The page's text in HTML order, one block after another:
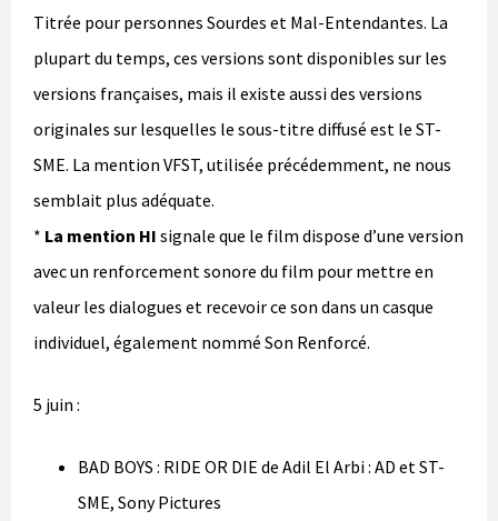
Titrée pour personnes Sourdes et Mal-Entendantes. La
plupart du temps, ces versions sont disponibles sur les
versions françaises, mais il existe aussi des versions
originales sur lesquelles le sous-titre diffusé est le ST-
SME. La mention VFST, utilisée précédemment, ne nous
semblait plus adéquate.
* La mention HI signale que le film dispose d’une version
avec un renforcement sonore du film pour mettre en
valeur les dialogues et recevoir ce son dans un casque
individuel, également nommé Son Renforcé.
5 juin :
BAD BOYS : RIDE OR DIE de Adil El Arbi : AD et ST-
SME, Sony Pictures